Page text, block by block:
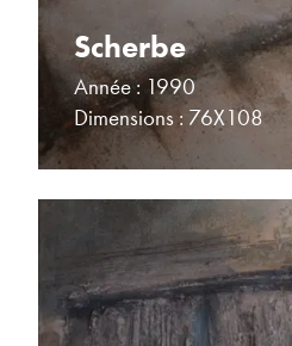
Scherbe
Année : 1990
Dimensions : 76X108